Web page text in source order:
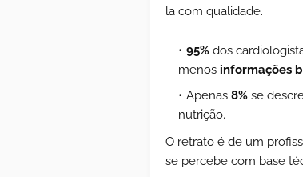
la com qualidade.
95% dos
menos informações
Apenas 8% se
nutrição.
O retrato é de um
se percebe com base